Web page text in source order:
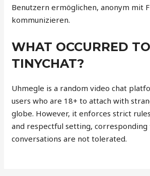
Benutzern ermöglichen, anonym mit
kommunizieren.
WHAT OCCURRED TO
TINYCHAT?
Uhmegle is a random video chat
users who are 18+ to attach with
globe. However, it enforces strict
and respectful setting,
conversations are not tolerated.